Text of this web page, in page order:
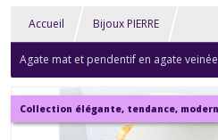
Accueil Bijoux PIERRE
Agate mat et pendentif en agate